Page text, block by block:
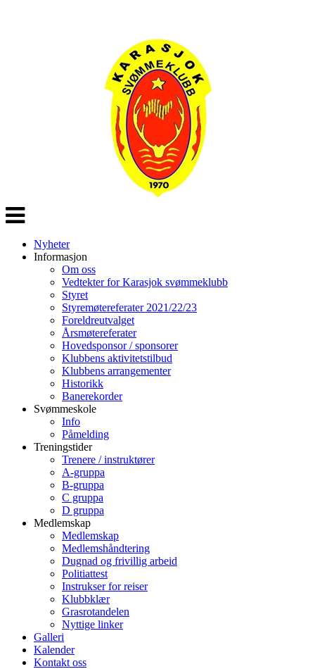
Veksle
navigasjon
Nyheter
Informasjon
Om oss
Vedtekter for Karasjok svømmeklubb
Styret
Styremøtereferater 2021/22/23
Foreldreutvalget
Årsmøtereferater
Hovedsponsor / sponsorer
Klubbens aktivitetstilbud
Klubbens arrangementer
Historikk
Banerekorder
Svømmeskole
Info
Påmelding
Treningstider
Trenere / instruktører
A-gruppa
B-gruppa
C gruppa
D gruppa
Medlemskap
Medlemskap
Medlemshåndtering
Dugnad og frivillig arbeid
Politiattest
Instrukser for reiser
Klubbklær
Grasrotandelen
Nyttige linker
Galleri
Kalender
Kontakt oss